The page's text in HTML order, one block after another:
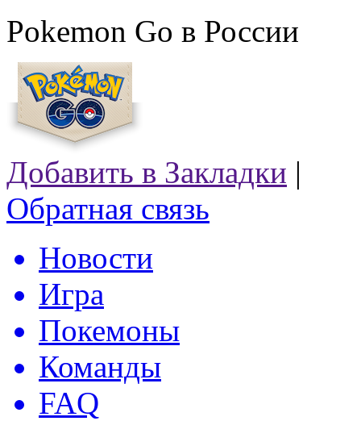
Pokemon Go в России
Добавить в Закладки |
Обратная связь
Новости
Игра
Покемоны
Команды
FAQ